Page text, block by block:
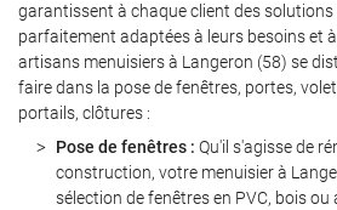
garantissent à chaque client des solutions
parfaitement adaptées à leurs besoins et
artisans menuisiers à Langeron (58) se
faire dans la pose de fenêtres, portes,
portails, clôtures :
Pose de fenêtres : Qu'il s'agisse de
construction, votre menuisier à
sélection de fenêtres en PVC, bois